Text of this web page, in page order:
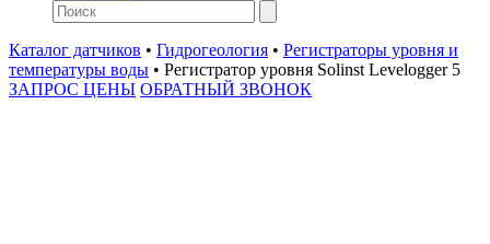
Каталог датчиков • Гидрогеология • Регистраторы уровня и
температуры воды • Регистратор уровня Solinst Levelogger 5
ЗАПРОС ЦЕНЫ ОБРАТНЫЙ ЗВОНОК